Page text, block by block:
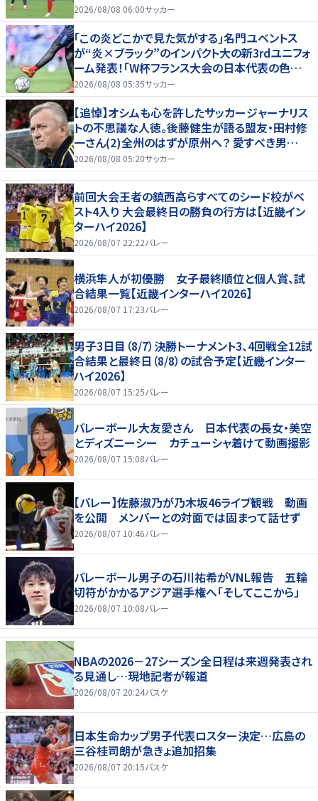
2026/08/08 06:00サッカー
｢この炎どこかで見た気がする｣名門ユベントス
が“炎×ブラック”のインパクト大の新3rdユニフォ
ーム発表！｢W杯フランス大会の日本代表の色違
いを感じさせる｣
2026/08/08 05:35サッカー
【追悼】オシムも心を許したサッカージャーナリス
トの不思議な人徳。後藤健生が語る盟友・田村修
一さん(2)全州のはずが原州へ？ 愛すべき男
の“大迷子”伝説
2026/08/08 05:20サッカー
前回大会王者の鎮西高らすべてのシード校がベ
スト4入り 大会最終日の勝負の行方は【近畿イン
ターハイ2026】
2026/08/07 22:22バレー
横浜隼人が初優勝 女子最終順位と個人賞、試
合結果一覧【近畿インターハイ2026】
2026/08/07 17:23バレー
男子3日目（8/7）決勝トーナメント3、4回戦全12試
合結果と最終日（8/8）の試合予定【近畿インター
ハイ2026】
2026/08/07 15:25バレー
バレーボール大友愛さん 日本代表の長女・美空
とディズニーシー カチューシャ着けて動画撮影
2026/08/07 15:08バレー
【バレー】佐藤淑乃が乃木坂46ライブ観戦 動画
を公開 メンバーとの対面では固まって話せず
2026/08/07 10:46バレー
バレーボール男子の石川祐希がVNL報告 五輪
切符がかかるアジア選手権へ「そしてここから」
2026/08/07 10:08バレー
NBAの2026－27シーズン全日程は来週発表され
る見通し…現地記者が報道
2026/08/07 20:24バスケ
日本生命カップ男子代表ロスター決定…広島の
三谷桂司朗が急きょ追加招集
2026/08/07 20:15バスケ